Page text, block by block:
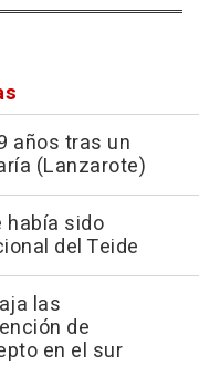
años tras un
(Lanzarote)
había sido
del Teide
las
de
en el sur